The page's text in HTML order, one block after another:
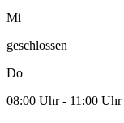
Mi
geschlossen
Do
08:00 Uhr - 11:00 Uhr